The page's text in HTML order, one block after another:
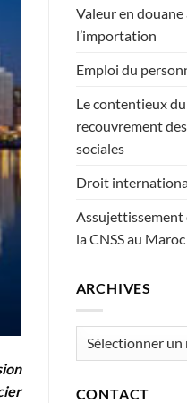
Valeur en douane
l’importation
Emploi du
Le contentieux du
recouvrement
sociales
Droit
Assujettissement
la CNSS au Maroc
ARCHIVES
Archives
CONTACT